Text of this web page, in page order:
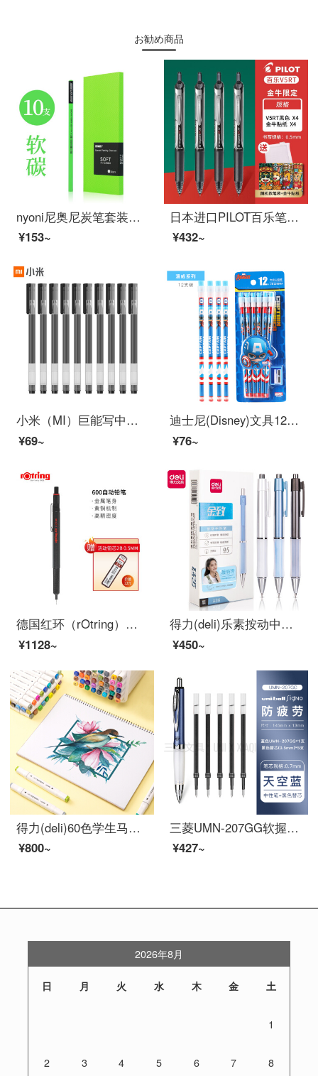
お勧め商品
nyoni尼奥尼炭笔套装速写素描软碳中碳硬碳混合装炭化铅笔美术生专用考试用笔特黑炭笔 软碳10支
¥153~
日本进口PILOT百乐笔芯BXS-V5RT按动中性笔BXRT-V5笔芯学生考试笔办公签字笔0.5mm 国朝贴纸--金牛限定/2黑笔+5黑芯
¥432~
小米（MI）巨能写中性笔 10支装 红色 0.5mm 商务办公学生中性笔会议笔 小米巨能写中性笔-黑色
¥69~
迪士尼(Disney)文具12支HB原木书写铅笔 小学生铅笔写字笔 儿童卡通大皮头铅笔 美国队长系列DM20696A1
¥76~
德国红环（rOtring）自动铅笔 600系列黑色0.5mm 全金属笔身专业绘图
¥1128~
得力(deli)乐素按动中性笔签字笔 0.5mm子弹头 舒适软胶款10支/盒DL-A36
¥450~
得力(deli)60色学生马克笔套装 双头速干儿童水彩笔双头绘画彩笔手绘漫画笔设计绘画记号笔 工具箱70801-60
¥800~
三菱UMN-207GG软握中性笔按动式UNI礼品笔签字笔0.7mm 蓝色+0.5黑笔芯(UMR-85N)*5支
¥427~
2026年8月
日 月 火 水 木 金 土
1
2 3 4 5 6 7 8